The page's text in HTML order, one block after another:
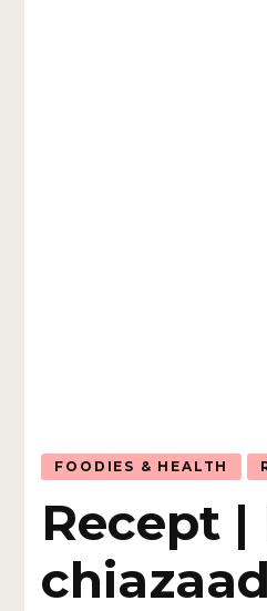
FOODIES & HEALTH
Recept |
chiazaad